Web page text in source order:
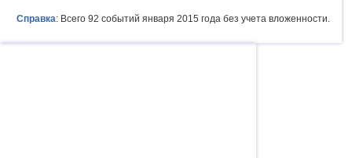
Справка: Всего 92 событий января 2015 года без учета вложенности.